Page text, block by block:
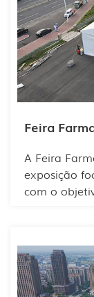
Feira
A Feira
exposição
com o